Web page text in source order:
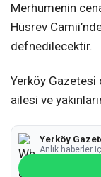
Merhumenin
Hüsrev
defnedilecektir.
Yerköy Gazetesi
ailesi ve
Yerköy
Anlık haberler